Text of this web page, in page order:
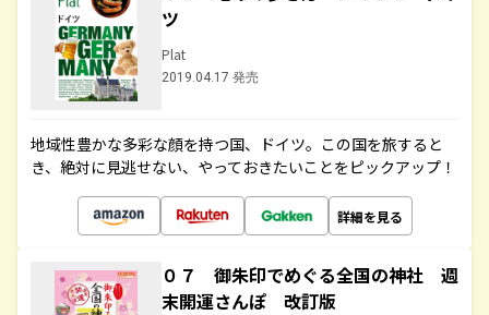
ツ
Plat
2019.04.17 発売
地域性豊かな多彩な顔を持つ国、ドイツ。この国を旅すると
き、絶対に見逃せない、やっておきたいことをピックアップ！
詳細を見る
０７ 御朱印でめぐる全国の神社 週
末開運さんぽ 改訂版